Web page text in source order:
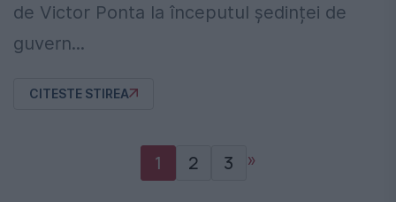
de Victor Ponta la începutul ședinței de
guvern...
CITESTE STIREA
1 2 3 »